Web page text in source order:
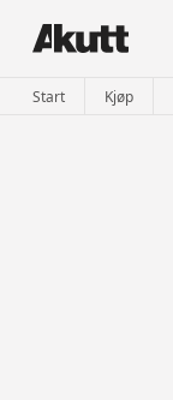
Start Kjøp